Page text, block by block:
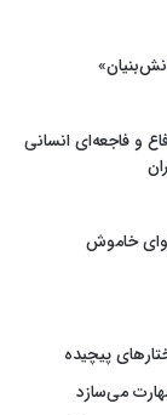
و فاجعه‌ای انسانی
خاموش
پیچیده
می‌سازد